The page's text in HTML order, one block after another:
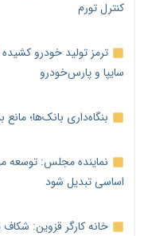
کنترل تورم
سایپا و پارس‌خودرو
بنگاه‌داری بانک‌ها؛
نماینده مجلس: توسعه
اساسی تبدیل شود
خانه کارگر قزوین: